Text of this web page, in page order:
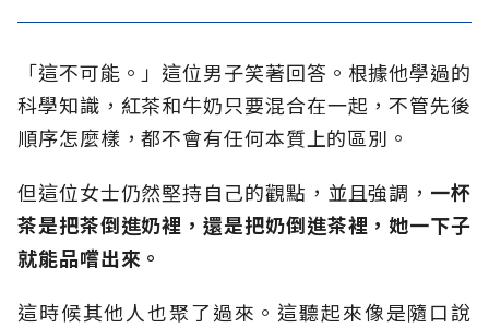
「這不可能。」這位男子笑著回答。根據他學過的
科學知識，紅茶和牛奶只要混合在一起，不管先後
順序怎麼樣，都不會有任何本質上的區別。
但這位女士仍然堅持自己的觀點，並且強調， 一杯
茶是把茶倒進奶裡，還是把奶倒進茶裡，她一下子
就能品嚐出來。
這時候其他人也聚了過來。這聽起來像是隨口說